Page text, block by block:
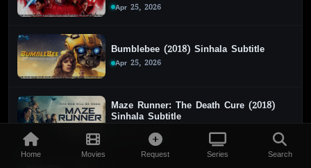
Apr 25, 2026
Bumblebee (2018) Sinhala Subtitle
Apr 25, 2026
Maze Runner: The Death Cure (2018)
Sinhala Subtitle
Home Movies Request Series Search